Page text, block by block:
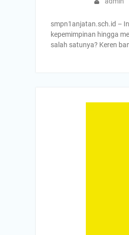
smpn1anjatan.sch.id –
kepemimpinan hingga
salah satunya? Keren